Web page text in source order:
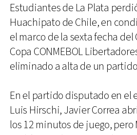
Estudiantes de La Plata
Huachipato de Chile, en
el marco de la sexta fecha del
Copa CONMEBOL
eliminado a alta de un
En el partido disputado en el
Luis Hirschi, Javier Correa
los 12 minutos de juego,